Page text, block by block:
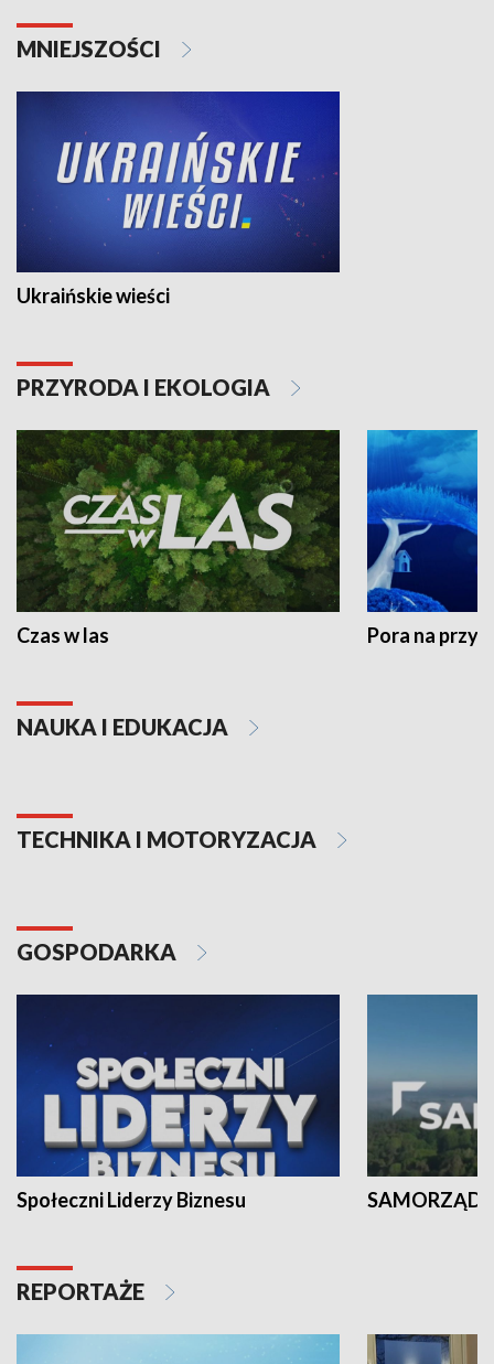
MNIEJSZOŚCI
Ukraińskie wieści
PRZYRODA I EKOLOGIA
Czas w las Pora na
NAUKA I EDUKACJA
TECHNIKA I MOTORYZACJA
GOSPODARKA
Społeczni Liderzy Biznesu SAMORZĄD
REPORTAŻE